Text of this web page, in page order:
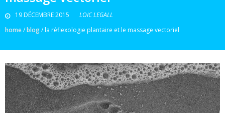
19 DÉCEMBRE 2015
LOIC LEGALL
home/blog/la réflexologie plantaire et le massage vectoriel